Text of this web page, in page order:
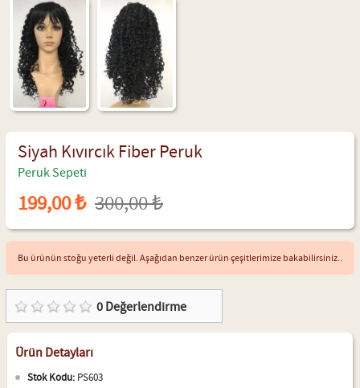
Siyah Kıvırcık Fiber Peruk
Peruk Sepeti
199,00 ₺ 300,00 ₺
Bu ürünün stoğu yeterli değil. Aşağıdan benzer ürün çeşitlerimize bakabilirsiniz..
0Değerlendirme
Ürün Detayları
Stok Kodu:PS603